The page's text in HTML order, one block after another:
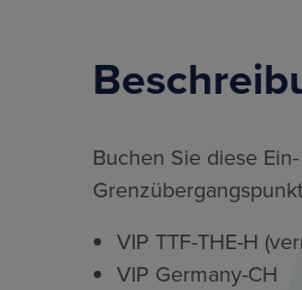
Buchen Sie diese
VIP TTF-THE-H
VIP Germany-CH